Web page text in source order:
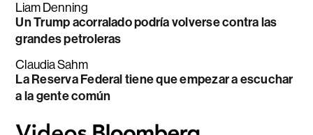
Liam Denning
Un Trump acorralado podría volverse contra las
grandes petroleras
Claudia Sahm
La Reserva Federal tiene que empezar a escuchar
a la gente común